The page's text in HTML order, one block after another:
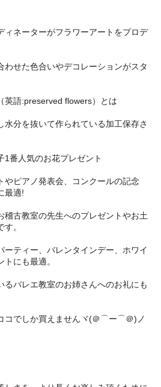
ネーターがフラワーアートをプロデ
せた色合いやデコレーションがスタ
語:preserved flowers）とは
分を抜いて作られている加工保存さ
番人気のお花プレゼント
ピアノ発表会、コンクールの記念
最適!
古教室の先生へのプレゼントやお土
。
ティー、バレンタインデー、ホワイ
トにも最適。
バレエ教室のお姉さんへのお礼にも
コでしか買えませんヾ(＠⌒ー⌒＠)ノ